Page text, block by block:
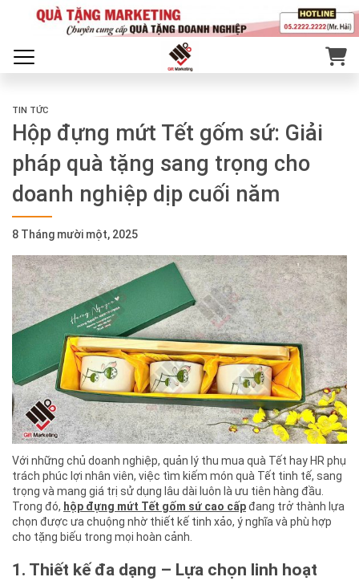
TIN TỨC
Hộp đựng mứt Tết gốm sứ: Giải
pháp quà tặng sang trọng cho
doanh nghiệp dịp cuối năm
8 Tháng mười một, 2025
Với những chủ doanh nghiệp, quản lý thu mua quà Tết hay HR phụ
trách phúc lợi nhân viên, việc tìm kiếm món quà Tết tinh tế, sang
trọng và mang giá trị sử dụng lâu dài luôn là ưu tiên hàng đầu.
Trong đó, hộp đựng mứt Tết gốm sứ cao cấpđang trở thành lựa
chọn được ưa chuộng nhờ thiết kế tinh xảo, ý nghĩa và phù hợp
cho tặng biếu trong mọi hoàn cảnh.
1. Thiết kế đa dạng – Lựa chọn linh hoạt